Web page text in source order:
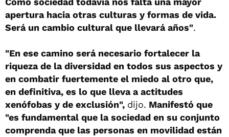
apertura hacia otras culturas y formas de vida.
Será un cambio cultural que llevará años".
"En ese camino será necesario fortalecer la
riqueza de la diversidad en todos sus aspectos y
en combatir fuertemente el miedo al otro que,
en definitiva, es lo que lleva a actitudes
xenófobas y de exclusión", dijo. Manifestó que
"es fundamental que la sociedad en su conjunto
comprenda que las personas en movilidad están